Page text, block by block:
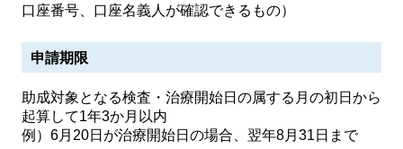
口座番号、口座名義人が確認できるもの）
申請期限
助成対象となる検査・治療開始日の属する月の初日から
起算して1年3か月以内
例）6月20日が治療開始日の場合、翌年8月31日まで